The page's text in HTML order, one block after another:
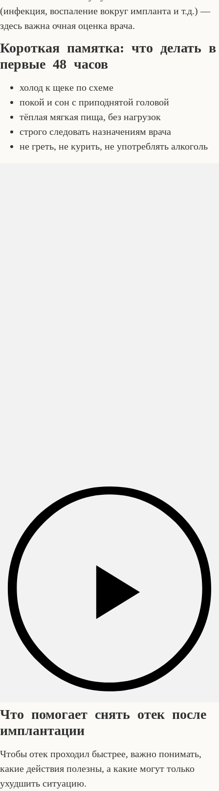
(инфекция, воспаление вокруг импланта и т.д.) —
здесь важна очная оценка врача.
Короткая памятка: что делать в
первые 48 часов
холод к щеке по схеме
покой и сон с приподнятой головой
тёплая мягкая пища, без нагрузок
строго следовать назначениям врача
не греть, не курить, не употреблять алкоголь
Что помогает снять отек после
имплантации
Чтобы отек проходил быстрее, важно понимать,
какие действия полезны, а какие могут только
ухудшить ситуацию.